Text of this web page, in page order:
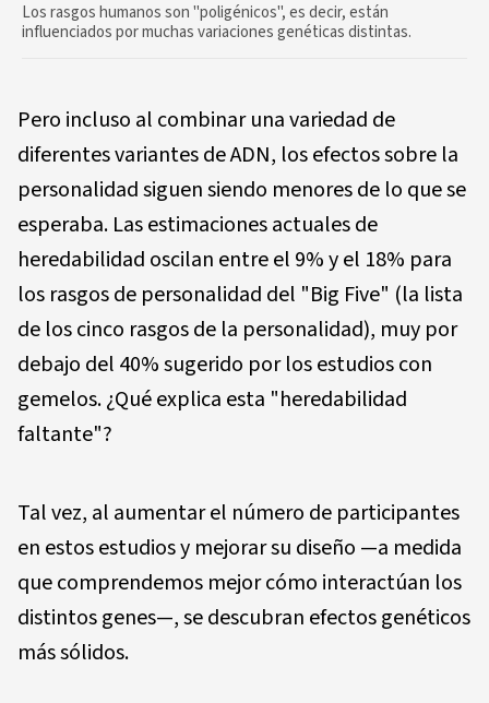
Los rasgos humanos son "poligénicos", es decir, están
influenciados por muchas variaciones genéticas distintas.
Pero incluso al combinar una variedad de
diferentes variantes de ADN, los efectos sobre la
personalidad siguen siendo menores de lo que se
esperaba. Las estimaciones actuales de
heredabilidad oscilan entre el 9% y el 18% para
los rasgos de personalidad del "Big Five" (la lista
de los cinco rasgos de la personalidad), muy por
debajo del 40% sugerido por los estudios con
gemelos. ¿Qué explica esta "heredabilidad
faltante"?
Tal vez, al aumentar el número de participantes
en estos estudios y mejorar su diseño —a medida
que comprendemos mejor cómo interactúan los
distintos genes—, se descubran efectos genéticos
más sólidos.